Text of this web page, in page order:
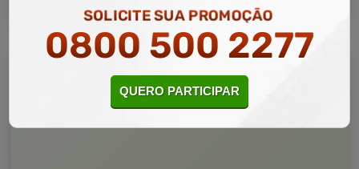
SOLICITE SUA PROMOÇÃO
0800 500 2277
QUERO PARTICIPAR